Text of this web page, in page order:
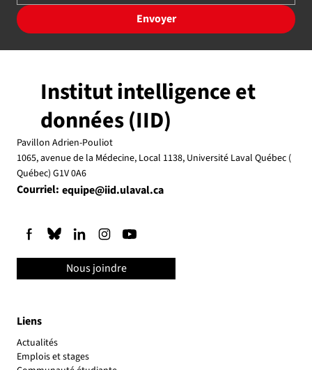
Envoyer
Liens
Actualités
Emplois et stages
Institut intelligence et
données (IID)
Pavillon Adrien-Pouliot
1065, avenue de la Médecine, Local 1138, Université Laval Québec (
Québec) G1V 0A6
Courriel: equipe@iid.ulaval.ca
Nous joindre